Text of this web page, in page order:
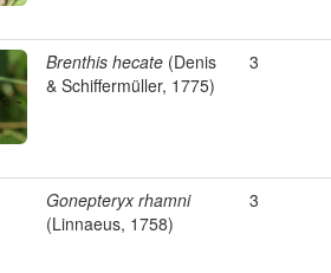
Brenthis hecate (Denis
& Schiffermüller, 1775)
3
Gonepteryx rhamni
(Linnaeus, 1758)
3